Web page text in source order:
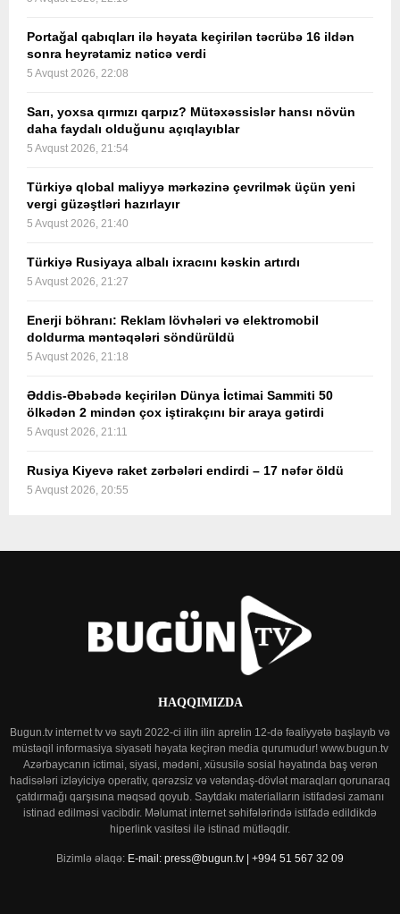
Portağal qabıqları ilə həyata keçirilən təcrübə 16 ildən
sonra heyrətamiz nəticə verdi
5 Avqust 2026, 22:08
Sarı, yoxsa qırmızı qarpız? Mütəxəssislər hansı növün
daha faydalı olduğunu açıqlayıblar
5 Avqust 2026, 21:54
Türkiyə qlobal maliyyə mərkəzinə çevrilmək üçün yeni
vergi güzəştləri hazırlayır
5 Avqust 2026, 21:40
Türkiyə Rusiyaya albalı ixracını kəskin artırdı
5 Avqust 2026, 21:27
Enerji böhranı: Reklam lövhələri və elektromobil
doldurma məntəqələri söndürüldü
5 Avqust 2026, 21:18
Əddis-Əbəbədə keçirilən Dünya İctimai Sammiti 50
ölkədən 2 mindən çox iştirakçını bir araya gətirdi
5 Avqust 2026, 21:11
Rusiya Kiyevə raket zərbələri endirdi – 17 nəfər öldü
5 Avqust 2026, 20:55
HAQQIMIZDA
Bugun.tv internet tv və saytı 2022-ci ilin ilin aprelin 12-də fəaliyyətə başlayıb və
müstəqil informasiya siyasəti həyata keçirən media qurumudur! www.bugun.tv
Azərbaycanın ictimai, siyasi, mədəni, xüsusilə sosial həyatında baş verən
hadisələri izləyiciyə operativ, qərəzsiz və vətəndaş-dövlət maraqları qorunaraq
çatdırmağı qarşısına məqsəd qoyub. Saytdakı materialların istifadəsi zamanı
istinad edilməsi vacibdir. Məlumat internet səhifələrində istifadə edildikdə
hiperlink vasitəsi ilə istinad mütləqdir.
Bizimlə əlaqə: E-mail: press@bugun.tv | +994 51 567 32 09